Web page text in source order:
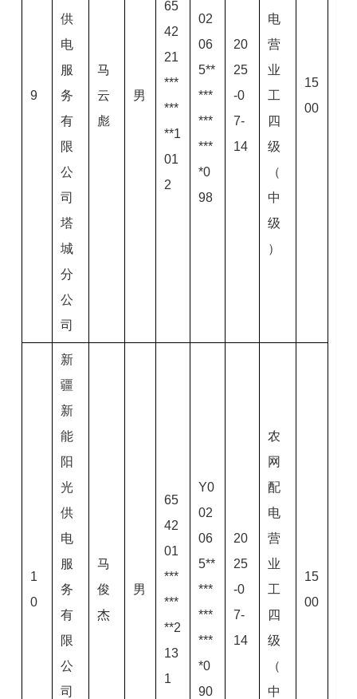
9
供
电
服
务
有
限
公
司
塔
城
分
公
司
马
云
彪
男
65
42
21
***
***
**1
01
2
02
06
5**
***
***
***
*0
98
20
25
-0
7-
14
电
营
业
工
四
级
（
中
级
）
15
00
1
0
新
疆
新
能
阳
光
供
电
服
务
有
限
公
司
马
俊
杰
男
65
42
01
***
***
**2
13
1
Y0
02
06
5**
***
***
***
*0
90
20
25
-0
7-
14
农
网
配
电
营
业
工
四
级
（
中
15
00